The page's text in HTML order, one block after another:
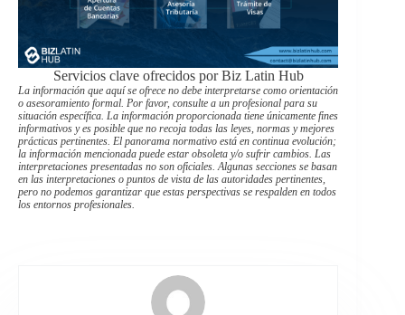
Servicios clave ofrecidos por Biz Latin Hub
La información que aquí se ofrece no debe interpretarse como orientación
o asesoramiento formal. Por favor, consulte a un profesional para su
situación específica. La información proporcionada tiene únicamente fines
informativos y es posible que no recoja todas las leyes, normas y mejores
prácticas pertinentes. El panorama normativo está en continua evolución;
la información mencionada puede estar obsoleta y/o sufrir cambios. Las
interpretaciones presentadas no son oficiales. Algunas secciones se basan
en las interpretaciones o puntos de vista de las autoridades pertinentes,
pero no podemos garantizar que estas perspectivas se respalden en todos
los entornos profesionales.